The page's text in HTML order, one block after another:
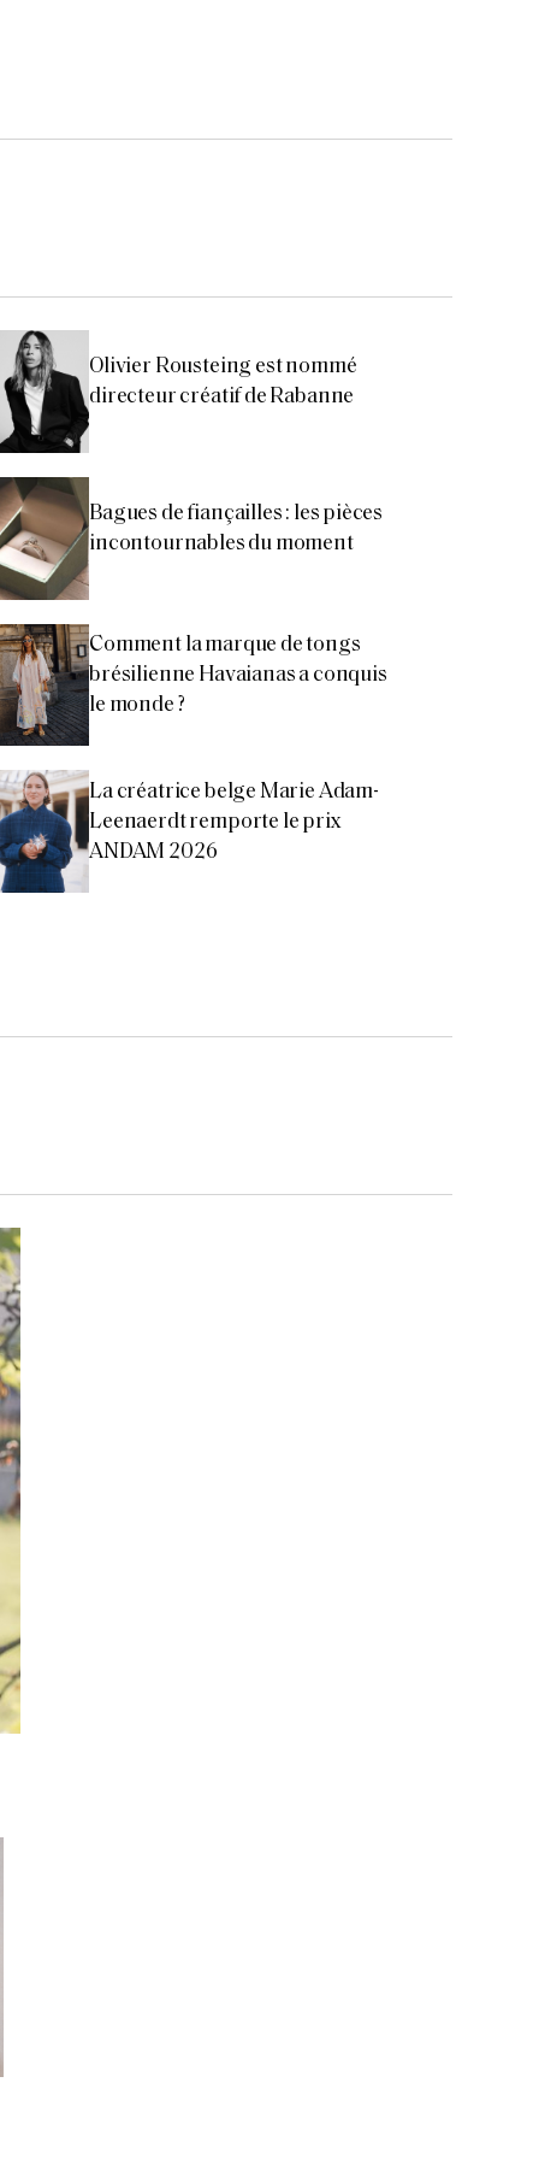
Olivier Rousteing est nommé
directeur créatif de Rabanne
Bagues de fiançailles : les pièces
incontournables du moment
Comment la marque de tongs
brésilienne Havaianas a conquis
le monde ?
La créatrice belge Marie Adam-
Leenaerdt remporte le prix
ANDAM 2026